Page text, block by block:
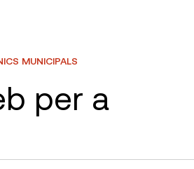
MUNICIPALS
per a